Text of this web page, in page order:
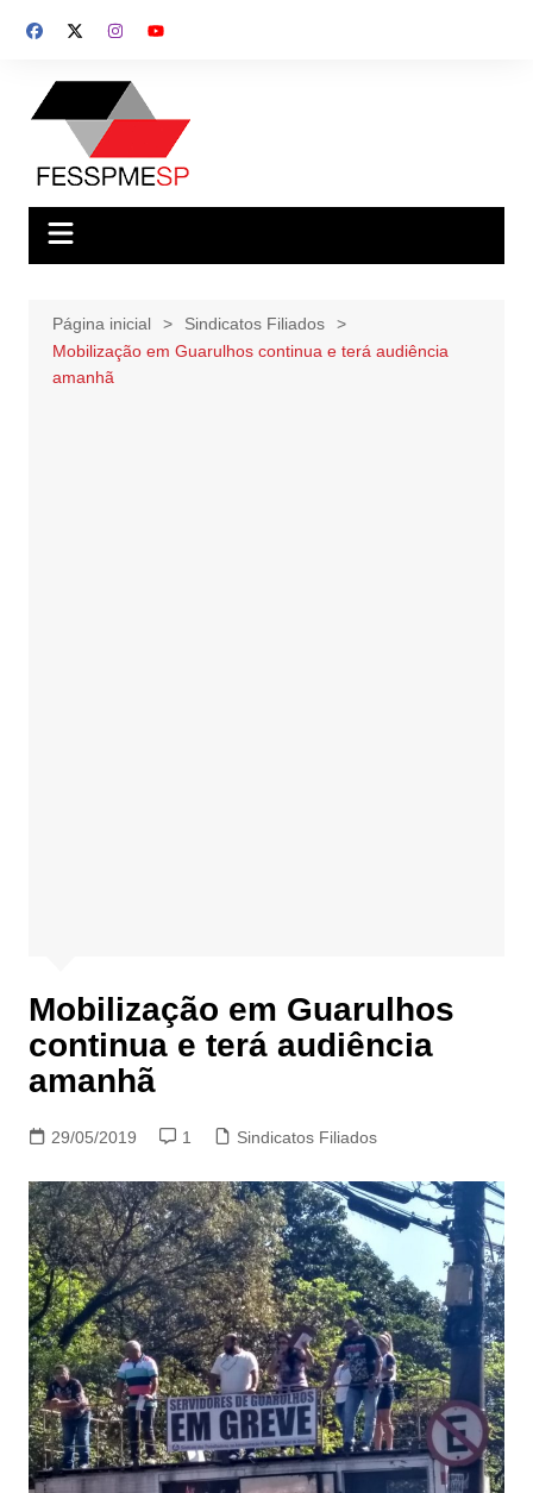
para
conteúdo
Página inicial
Sindicatos Filiados
Mobilização em Guarulhos continua e terá audiência
amanhã
Mobilização em Guarulhos
continua e terá audiência
amanhã
29/05/2019 1 Sindicatos Filiados